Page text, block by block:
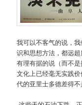
我可以不客气的说，
识和思想方法，都远
有理有据的说（而不
文化上已经毫无实践
代的亚里士多德差得不